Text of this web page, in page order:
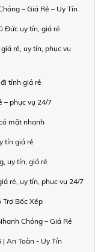
– Giá Rẻ – Uy Tín
Đức uy tín, giá rẻ
rẻ, uy tín, phục vụ
tỉnh giá rẻ
– phục vụ 24/7
mặt nhanh
tín giá rẻ
uy tín, giá rẻ
rẻ, uy tín, phục vụ 24/7
Trợ Bốc Xếp
Chóng – Giá Rẻ
| An Toàn - Uy Tín